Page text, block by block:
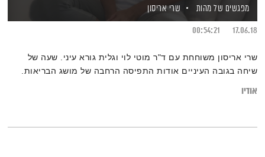
מפגשים של מהות
שרי אריסון
17.06.18
00:54:21
שרי אריסון משוחחת עם ד"ר מוטי לוי וגלית גורא עיני. שעה של
שיחה בגובה העיניים אודות התפיסה הרחבה של מושג הבריאות.
אודיו